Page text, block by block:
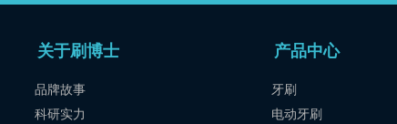
关于刷博士
品牌故事
科研实力
产品中心
牙刷
电动牙刷